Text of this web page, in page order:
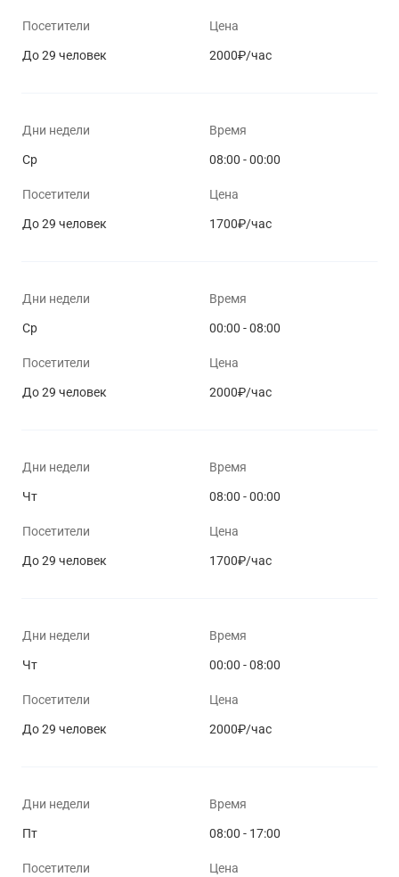
Посетители
До 29 человек
Цена
2000₽/час
Дни недели
Ср
Время
08:00 - 00:00
Посетители
До 29 человек
Цена
1700₽/час
Дни недели
Ср
Время
00:00 - 08:00
Посетители
До 29 человек
Цена
2000₽/час
Дни недели
Чт
Время
08:00 - 00:00
Посетители
До 29 человек
Цена
1700₽/час
Дни недели
Чт
Время
00:00 - 08:00
Посетители
До 29 человек
Цена
2000₽/час
Дни недели
Пт
Время
08:00 - 17:00
Посетители Цена